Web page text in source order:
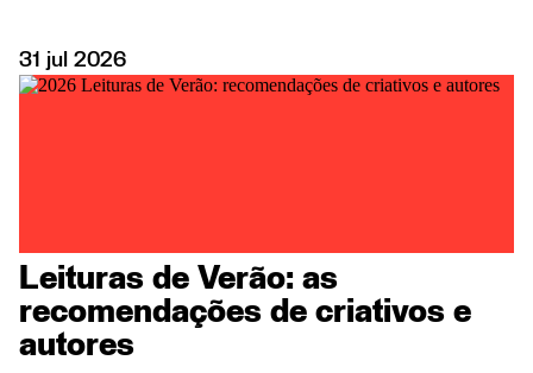
31 jul 2026
Leituras de Verão: as
recomendações de criativos e
autores